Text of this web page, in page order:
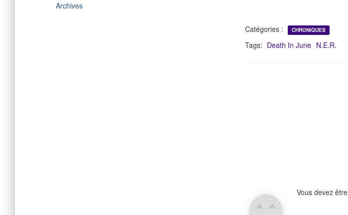
Archives
Catégories : CHRONIQUES
Tags: Death In June N.E.R.
Vous devez être